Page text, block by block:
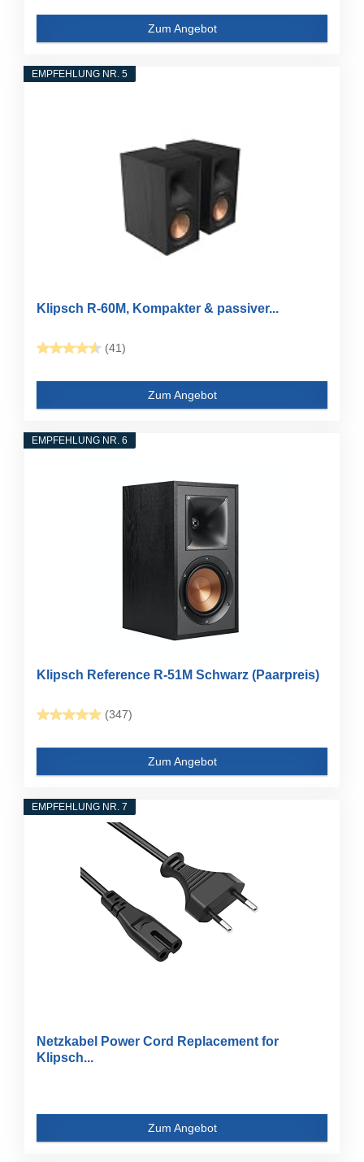
Zum Angebot
EMPFEHLUNG NR. 5
Klipsch R-60M, Kompakter & passiver...
(41)
Zum Angebot
EMPFEHLUNG NR. 6
Klipsch Reference R-51M Schwarz (Paarpreis)
(347)
Zum Angebot
EMPFEHLUNG NR. 7
Netzkabel Power Cord Replacement for
Klipsch...
Zum Angebot